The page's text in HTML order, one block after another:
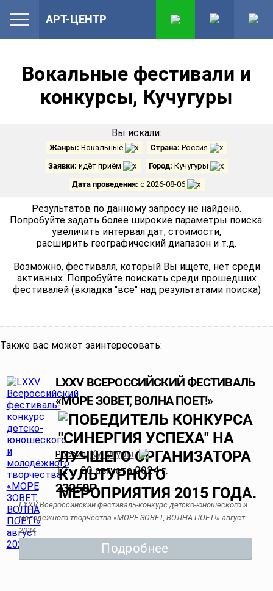
Вокальные фестивали и
конкурсы, Кучугуры
Вы искали:
Жанры: Вокальные Страна: Россия
Заявки: идёт приём Город: Кучугуры
Дата проведения: с 2026-08-06
Результатов по данному запросу не найдено.
Попробуйте задать более широкие параметры поиска:
увеличить интервал дат, стоимости,
расширить географический диапазон и т.д.
Возможно, фестиваля, который Вы ищете, нет среди
активных. Попробуйте поискать среди прошедших
фестивалей (вкладка "все" над результатами поиска)
Также вас может заинтересовать:
LXXV ВСЕРОССИЙСКИЙ ФЕСТИВАЛЬ
«МОРЕ ЗОВЕТ, ВОЛНА ПОЕТ!»
Россия,Кучугуры
12 — 20 августа 2024 г.
23250Р
LXXV Всероссийский фестиваль-конкурс детско-юношеского и
молодежного творчества «МОРЕ ЗОВЕТ, ВОЛНА ПОЕТ!» август
2024
Подробнее
АРТ-ЦЕНТР